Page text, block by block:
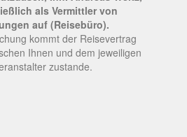
als Vermittler von
auf (Reisebüro).
kommt der Reisevertrag
Ihnen und dem jeweiligen
zustande.